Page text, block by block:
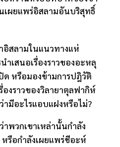
เผยแพร่อิสลามอันบริสุทธิ์
สลามในแนวทางแห่
ำเสนอเรื่องราวของอะหลุ
หรือมองข้ามการปฎิวัติ
งราวของวิลายาตุลฟากิห์
ามีอะไรแอบแฝงหรือไม่​?
าพวกเขาเหล่านั้นกำลัง
รือกำลังเผยแพร่ชีอะห์